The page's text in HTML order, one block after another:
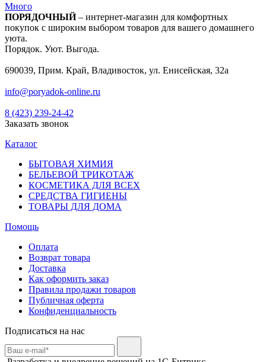
Много
ПОРЯДОЧНЫЙ– интернет-магазин для комфортных
покупок с широким выбором товаров для вашего домашнего
уюта.
Порядок. Уют. Выгода.
690039, Прим. Край, Владивосток, ул. Енисейская, 32а
info@poryadok-online.ru
8 (423) 239-24-42
Заказать звонок
Каталог
БЫТОВАЯ ХИМИЯ
БЕЛЬЕВОЙ ТРИКОТАЖ
КОСМЕТИКА ДЛЯ ВСЕХ
СРЕДСТВА ГИГИЕНЫ
ТОВАРЫ ДЛЯ ДОМА
Помощь
Оплата
Возврат товара
Доставка
Как оформить заказ
Правила продажи товаров
Публичная оферта
Конфиденциальность
Подписаться на нас